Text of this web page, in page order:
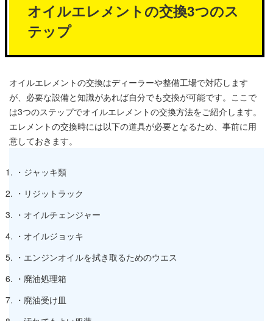
オイルエレメントの交換3つのス
テップ
オイルエレメントの交換はディーラーや整備工場で対応します
が、必要な設備と知識があれば自分でも交換が可能です。ここで
は3つのステップでオイルエレメントの交換方法をご紹介します。
エレメントの交換時には以下の道具が必要となるため、事前に用
意しておきます。
・ジャッキ類
・リジットラック
・オイルチェンジャー
・オイルジョッキ
・エンジンオイルを拭き取るためのウエス
・廃油処理箱
・廃油受け皿